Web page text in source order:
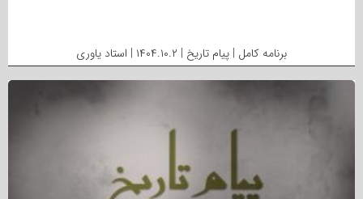
برنامه کامل | پیام تاریخ | ۱۴۰۴.۱۰.۲ | استاد یاوری